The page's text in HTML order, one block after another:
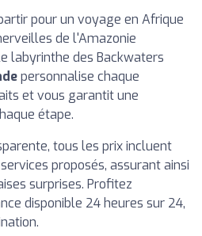
pour un voyage en Afrique
de l'Amazonie
labyrinthe des Backwaters
personnalise chaque
et vous garantit une
étape.
tous les prix incluent
proposés, assurant ainsi
surprises. Profitez
disponible 24 heures sur 24,